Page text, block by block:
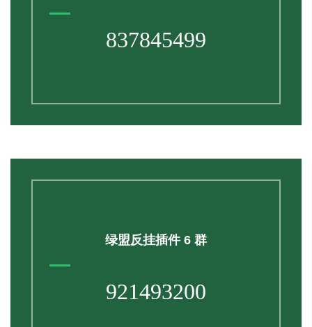
837845499
绿盟反挂插件 6 群
921493200